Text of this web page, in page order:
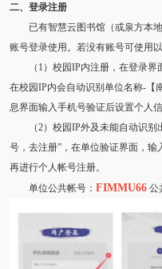
二、登录注册
已有智慧云图书馆（或泉方本地
账号登录使用。若没有账号可使用
（1）校园IP内注册，在登录界面
在校园IP内会自动识别单位名称-【
息界面输入手机号验证后设置个人
（2）校园IP外及未能自动识别
号，去注册”，在单位验证界面，
再进行个人帐号注册。
单位公共帐号： FIMMU66公